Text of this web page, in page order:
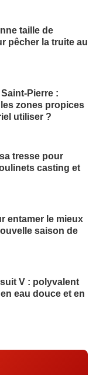
taille de
pêcher la truite au
Pierre :
zones propices
utiliser ?
tresse pour
casting et
entamer le mieux
saison de
V : polyvalent
eau douce et en